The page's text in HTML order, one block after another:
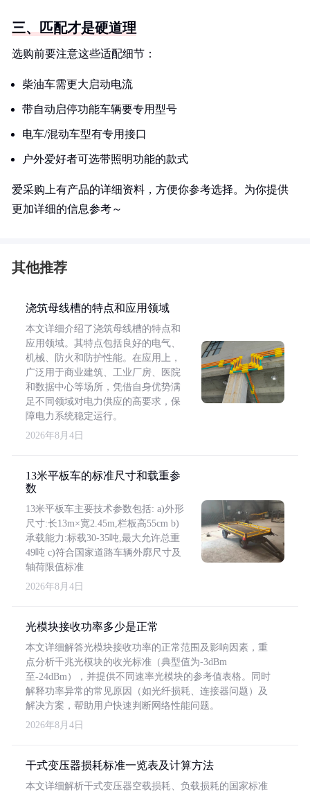
三、匹配才是硬道理
选购前要注意这些适配细节：
柴油车需更大启动电流
带自动启停功能车辆要专用型号
电车/混动车型有专用接口
户外爱好者可选带照明功能的款式
爱采购上有产品的详细资料，方便你参考选择。为你提供
更加详细的信息参考～
其他推荐
浇筑母线槽的特点和应用领域
本文详细介绍了浇筑母线槽的特点和
应用领域。其特点包括良好的电气、
机械、防火和防护性能。在应用上，
广泛用于商业建筑、工业厂房、医院
和数据中心等场所，凭借自身优势满
足不同领域对电力供应的高要求，保
障电力系统稳定运行。
2026年8月4日
13米平板车的标准尺寸和载重参
数
13米平板车主要技术参数包括: a)外形
尺寸:长13m×宽2.45m,栏板高55cm b)
承载能力:标载30-35吨,最大允许总重
49吨 c)符合国家道路车辆外廓尺寸及
轴荷限值标准
2026年8月4日
光模块接收功率多少是正常
本文详细解答光模块接收功率的正常范围及影响因素，重
点分析千兆光模块的收光标准（典型值为-3dBm
至-24dBm），并提供不同速率光模块的参考值表格。同时
解释功率异常的常见原因（如光纤损耗、连接器问题）及
解决方案，帮助用户快速判断网络性能问题。
2026年8月4日
干式变压器损耗标准一览表及计算方法
本文详细解析干式变压器空载损耗、负载损耗的国家标准